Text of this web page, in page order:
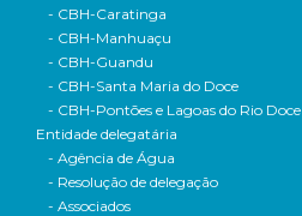
- CBH-Caratinga
- CBH-Manhuaçu
- CBH-Guandu
- CBH-Santa Maria do Doce
- CBH-Pontões e Lagoas do Rio Doce
Entidade delegatária
- Agência de Água
- Resolução de delegação
- Associados